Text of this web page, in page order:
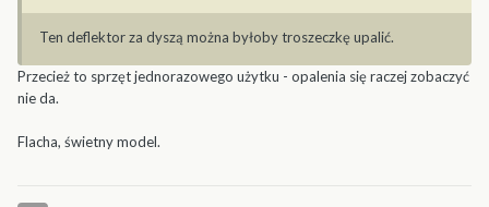
Ten deflektor za dyszą można byłoby troszeczkę upalić.
Przecież to sprzęt jednorazowego użytku - opalenia się raczej zobaczyć
nie da.
Flacha, świetny model.